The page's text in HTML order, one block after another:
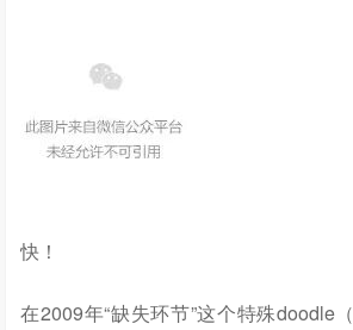
快！
在2009年“缺失环节”这个特殊doodle